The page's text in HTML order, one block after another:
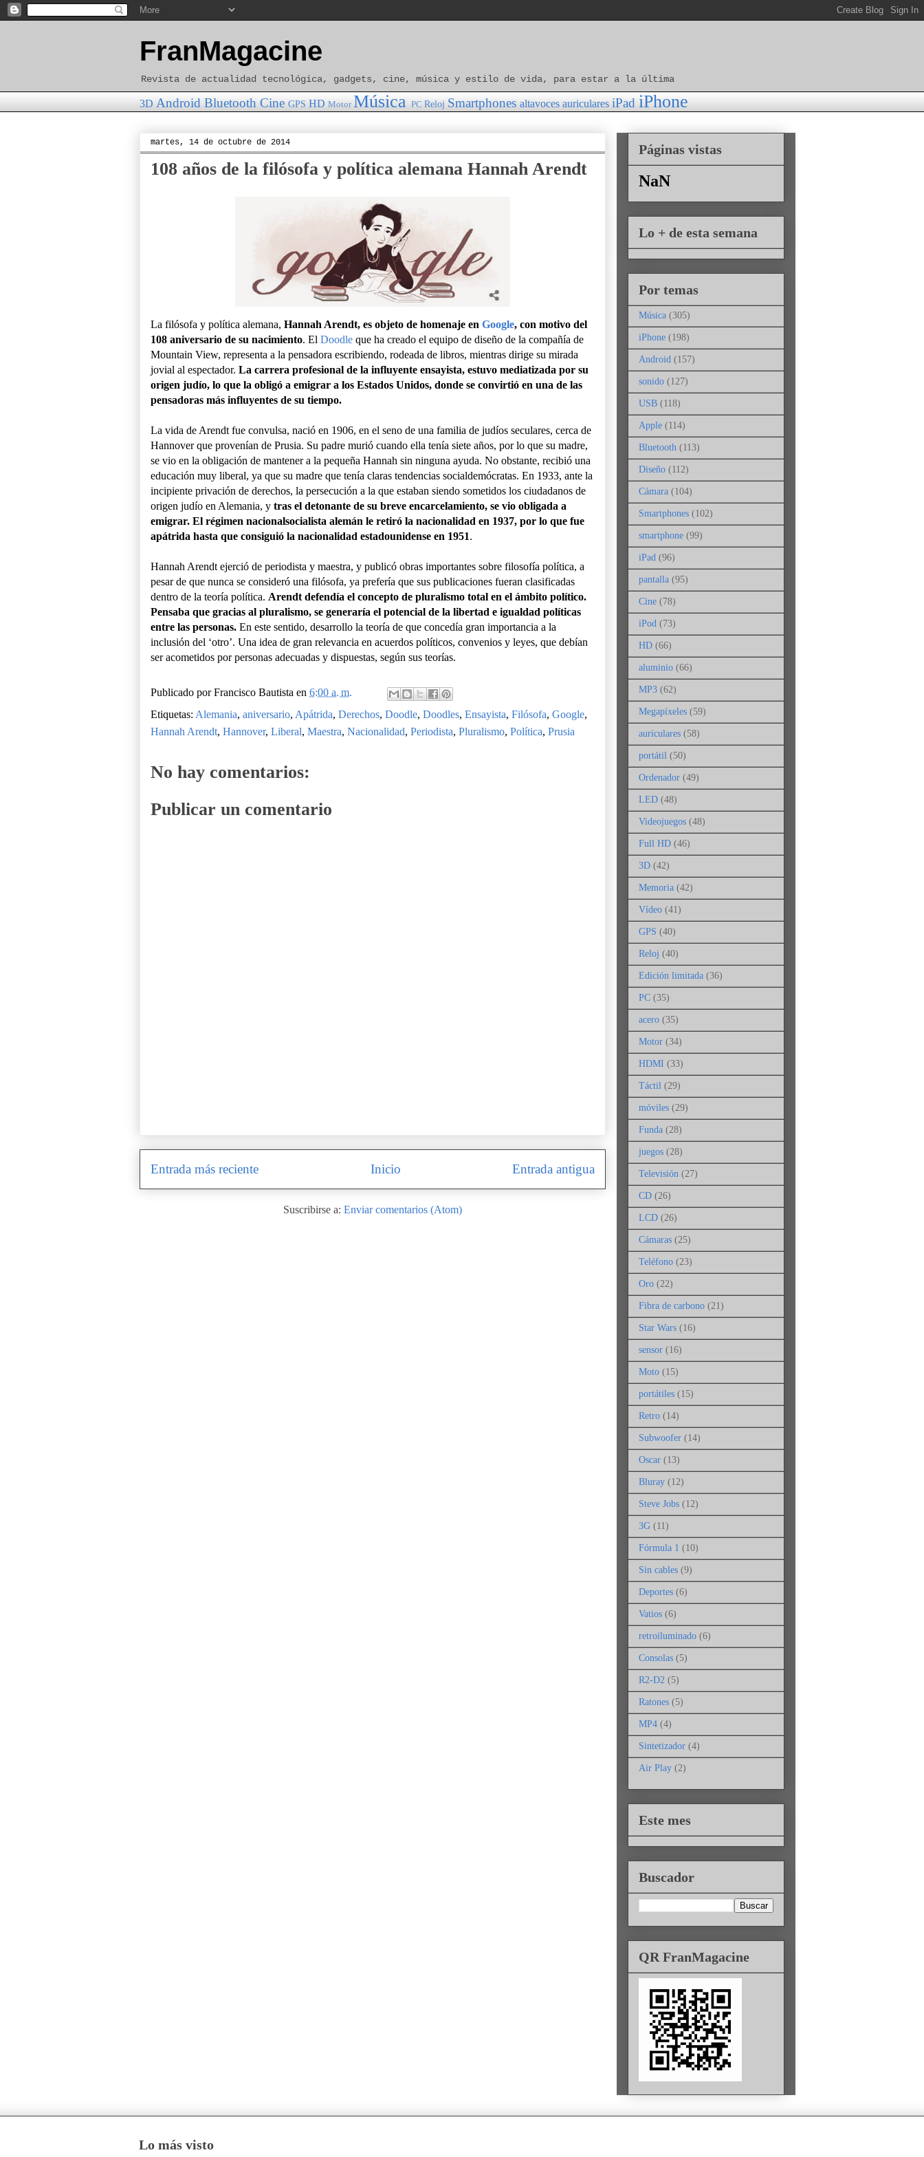
FranMagacine
Revista de actualidad tecnológica, gadgets, cine, música y estilo de vida, para estar a la última
3D Android Bluetooth Cine GPS HD Motor Música PC Reloj Smartphones altavoces auriculares iPad iPhone
martes, 14 de octubre de 2014
108 años de la filósofa y política alemana Hannah Arendt
La filósofa y política alemana, Hannah Arendt, es objeto de homenaje en Google, con motivo del
108 aniversario de su nacimiento. El Doodle que ha creado el equipo de diseño de la compañía de
Mountain View, representa a la pensadora escribiendo, rodeada de libros, mientras dirige su mirada
jovial al espectador. La carrera profesional de la influyente ensayista, estuvo mediatizada por su
origen judío, lo que la obligó a emigrar a los Estados Unidos, donde se convirtió en una de las
pensadoras más influyentes de su tiempo.
La vida de Arendt fue convulsa, nació en 1906, en el seno de una familia de judíos seculares, cerca de
Hannover que provenían de Prusia. Su padre murió cuando ella tenía siete años, por lo que su madre,
se vio en la obligación de mantener a la pequeña Hannah sin ninguna ayuda. No obstante, recibió una
educación muy liberal, ya que su madre que tenía claras tendencias socialdemócratas. En 1933, ante la
incipiente privación de derechos, la persecución a la que estaban siendo sometidos los ciudadanos de
origen judío en Alemania, y tras el detonante de su breve encarcelamiento, se vio obligada a
emigrar. El régimen nacionalsocialista alemán le retiró la nacionalidad en 1937, por lo que fue
apátrida hasta que consiguió la nacionalidad estadounidense en 1951.
Hannah Arendt ejerció de periodista y maestra, y publicó obras importantes sobre filosofía política, a
pesar de que nunca se consideró una filósofa, ya prefería que sus publicaciones fueran clasificadas
dentro de la teoría política. Arendt defendía el concepto de pluralismo total en el ámbito político.
Pensaba que gracias al pluralismo, se generaría el potencial de la libertad e igualdad políticas
entre las personas. En este sentido, desarrollo la teoría de que concedía gran importancia a la
inclusión del ‘otro’. Una idea de gran relevancia en acuerdos políticos, convenios y leyes, que debían
ser acometidos por personas adecuadas y dispuestas, según sus teorías.
Publicado porFrancisco Bautista en 6:00 a. m.
Etiquetas: Alemania, aniversario, Apátrida, Derechos, Doodle, Doodles, Ensayista, Filósofa, Google,
Hannah Arendt, Hannover, Liberal, Maestra, Nacionalidad, Periodista, Pluralismo, Política, Prusia
No hay comentarios:
Publicar un comentario
Entrada más reciente Entrada antigua
Inicio
Suscribirse a: Enviar comentarios (Atom)
Páginas vistas
NaN
Lo + de esta semana
Por temas
Música (305)
iPhone (198)
Android (157)
sonido (127)
USB (118)
Apple (114)
Bluetooth (113)
Diseño (112)
Cámara (104)
Smartphones (102)
smartphone (99)
iPad (96)
pantalla (95)
Cine (78)
iPod (73)
HD (66)
aluminio (66)
MP3 (62)
Megapíxeles (59)
auriculares (58)
portátil (50)
Ordenador (49)
LED (48)
Videojuegos (48)
Full HD (46)
3D (42)
Memoria (42)
Vídeo (41)
GPS (40)
Reloj (40)
Edición limitada (36)
PC (35)
acero (35)
Motor (34)
HDMI (33)
Táctil (29)
móviles (29)
Funda (28)
juegos (28)
Televisión (27)
CD (26)
LCD (26)
Cámaras (25)
Teléfono (23)
Oro (22)
Fibra de carbono (21)
Star Wars (16)
sensor (16)
Moto (15)
portátiles (15)
Retro (14)
Subwoofer (14)
Oscar (13)
Bluray (12)
Steve Jobs (12)
3G (11)
Fórmula 1 (10)
Sin cables (9)
Deportes (6)
Vatios (6)
retroiluminado (6)
Consolas (5)
R2-D2 (5)
Ratones (5)
MP4 (4)
Sintetizador (4)
Air Play (2)
Este mes
Buscador
QR FranMagacine
Lo más visto